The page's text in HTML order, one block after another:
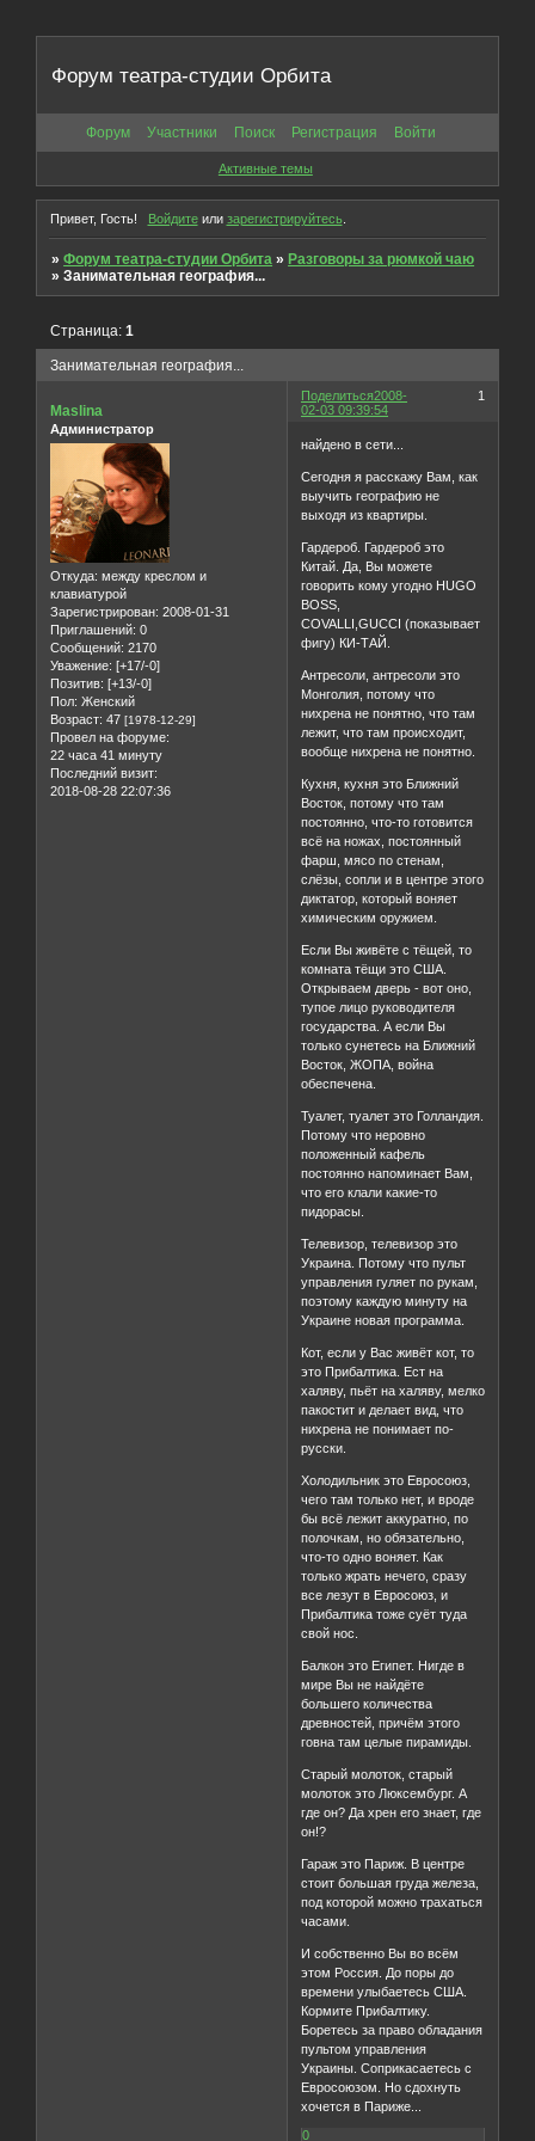
Форум театра-студии Орбита
Форум Участники Поиск Регистрация Войти
Активные темы
Привет, Гость! Войдитеили зарегистрируйтесь.
»Форум театра-студии Орбита »Разговоры за рюмкой чаю
»Занимательная география...
Занимательная география...
Страница:1
Поделиться 1
2008-
02-03 09:39:54
Maslina
Администратор
Откуда: между креслом и
клавиатурой
Зарегистрирован: 2008-01-31
Приглашений: 0
Сообщений: 2170
Уважение: [+17/-0]
Позитив: [+13/-0]
Пол: Женский
Возраст: 47 [1978-12-29]
Провел на форуме:
22 часа 41 минуту
Последний визит:
2018-08-28 22:07:36
найдено в сети...
Сегодня я расскажу Вам, как
выучить географию не
выходя из квартиры.
Гардероб. Гардероб это
Китай. Да, Вы можете
говорить кому угодно HUGO
BOSS,
COVALLI,GUCCI (показывает
фигу) КИ-ТАЙ.
Антресоли, антресоли это
Монголия, потому что
нихрена не понятно, что там
лежит, что там происходит,
вообще нихрена не понятно.
Кухня, кухня это Ближний
Восток, потому что там
постоянно, что-то готовится
всё на ножах, постоянный
фарш, мясо по стенам,
слёзы, сопли и в центре этого
диктатор, который воняет
химическим оружием.
Если Вы живёте с тёщей, то
комната тёщи это США.
Открываем дверь - вот оно,
тупое лицо руководителя
государства. А если Вы
только сунетесь на Ближний
Восток, ЖОПА, война
обеспечена.
Туалет, туалет это Голландия.
Потому что неровно
положенный кафель
постоянно напоминает Вам,
что его клали какие-то
пидорасы.
Телевизор, телевизор это
Украина. Потому что пульт
управления гуляет по рукам,
поэтому каждую минуту на
Украине новая программа.
Кот, если у Вас живёт кот, то
это Прибалтика. Ест на
халяву, пьёт на халяву, мелко
пакостит и делает вид, что
нихрена не понимает по-
русски.
Холодильник это Евросоюз,
чего там только нет, и вроде
бы всё лежит аккуратно, по
полочкам, но обязательно,
что-то одно воняет. Как
только жрать нечего, сразу
все лезут в Евросоюз, и
Прибалтика тоже суёт туда
свой нос.
Балкон это Египет. Нигде в
мире Вы не найдёте
большего количества
древностей, причём этого
говна там целые пирамиды.
Старый молоток, старый
молоток это Люксембург. А
где он? Да хрен его знает, где
он!?
Гараж это Париж. В центре
стоит большая груда железа,
под которой можно трахаться
часами.
И собственно Вы во всём
этом Россия. До поры до
времени улыбаетесь США.
Кормите Прибалтику.
Боретесь за право обладания
пультом управления
Украины. Соприкасаетесь с
Евросоюзом. Но сдохнуть
хочется в Париже...
0